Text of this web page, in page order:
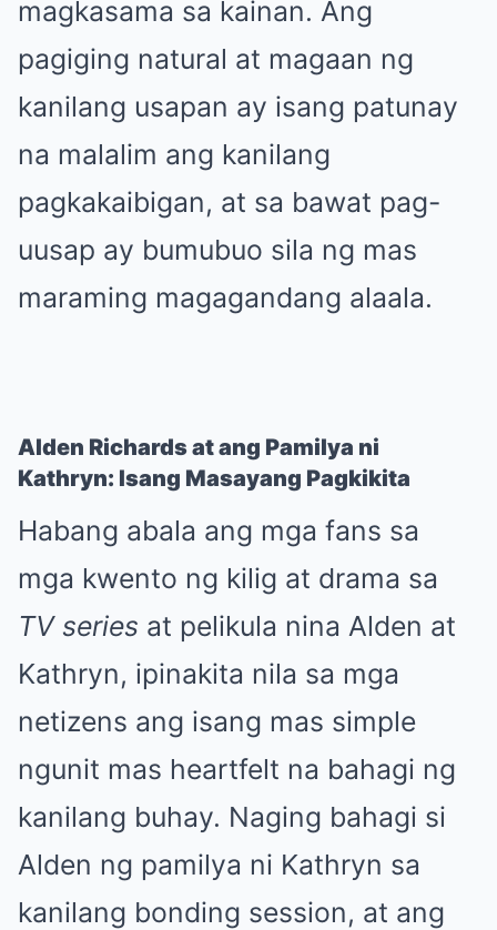
magkasama sa kainan. Ang
pagiging natural at magaan ng
kanilang usapan ay isang patunay
na malalim ang kanilang
pagkakaibigan, at sa bawat pag-
uusap ay bumubuo sila ng mas
maraming magagandang alaala.
Alden Richards at ang Pamilya ni
Kathryn: Isang Masayang Pagkikita
Habang abala ang mga fans sa
mga kwento ng kilig at drama sa
TV series at pelikula nina Alden at
Kathryn, ipinakita nila sa mga
netizens ang isang mas simple
ngunit mas heartfelt na bahagi ng
kanilang buhay. Naging bahagi si
Alden ng pamilya ni Kathryn sa
kanilang bonding session, at ang